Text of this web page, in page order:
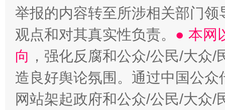
举报的内容转至所涉相关部门
观点和对其真实性负责。 ● 本网
向 ，强化反腐和公众/公民/大众
造良好舆论氛围。通过中国公
网站架起政府和公众/公民/大众